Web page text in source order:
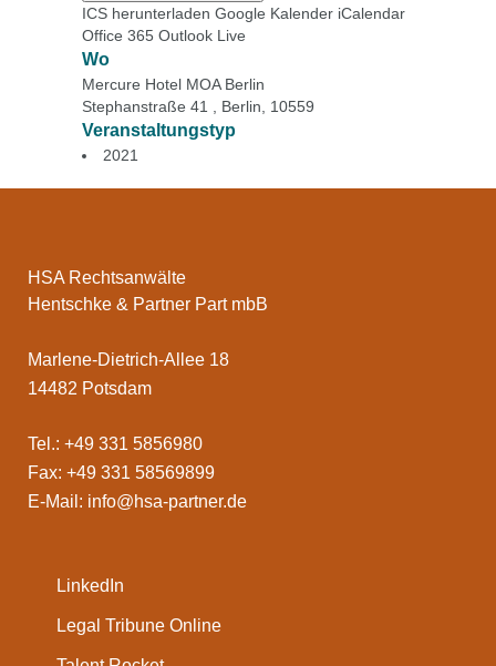
ICS herunterladen Google Kalender iCalendar
Office 365 Outlook Live
Wo
Mercure Hotel MOA Berlin
Stephanstraße 41 , Berlin, 10559
Veranstaltungstyp
2021
HSA Rechtsanwälte
Hentschke & Partner Part mbB
Marlene-Dietrich-Allee 18
14482 Potsdam
Tel.: +49 331 5856980
Fax: +49 331 58569899
E-Mail: info@hsa-partner.de
LinkedIn
Legal Tribune Online